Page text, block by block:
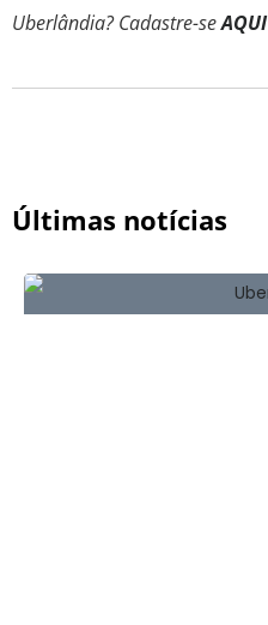
Uberlândia? Cadastre-seAQUI
Últimas notícias